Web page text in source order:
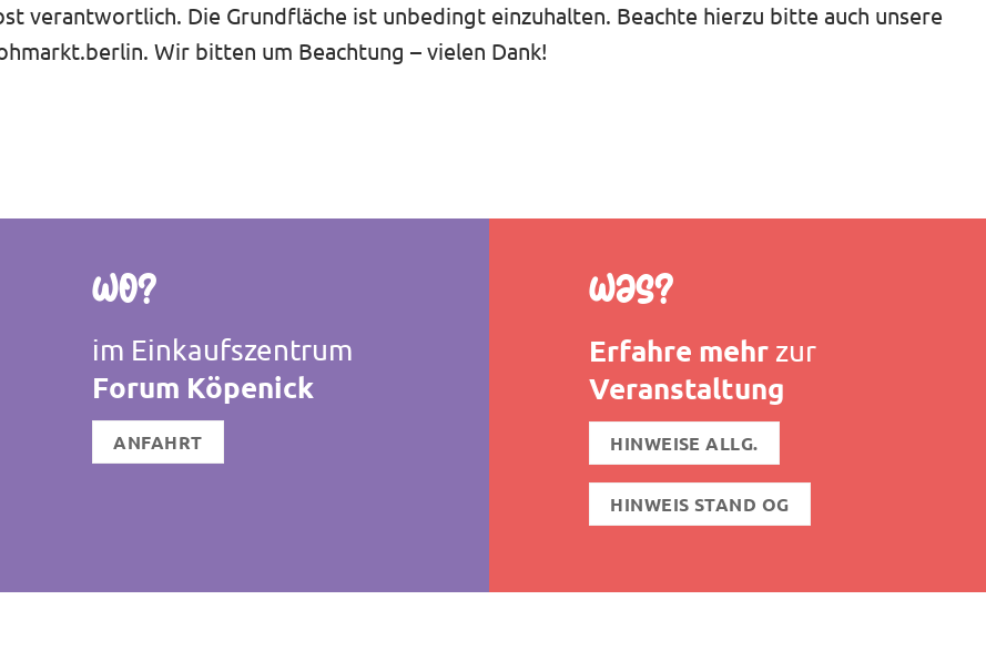
verantwortlich. Die Grundfläche ist unbedingt einzuhalten. Beachte hierzu bitte auch unsere
Wir bitten um Beachtung – vielen Dank!
Wo?
im Einkaufszentrum
Forum Köpenick
ANFAHRT
Was?
Erfahre mehrzur
Veranstaltung
HINWEISE ALLG.
HINWEIS STAND OG